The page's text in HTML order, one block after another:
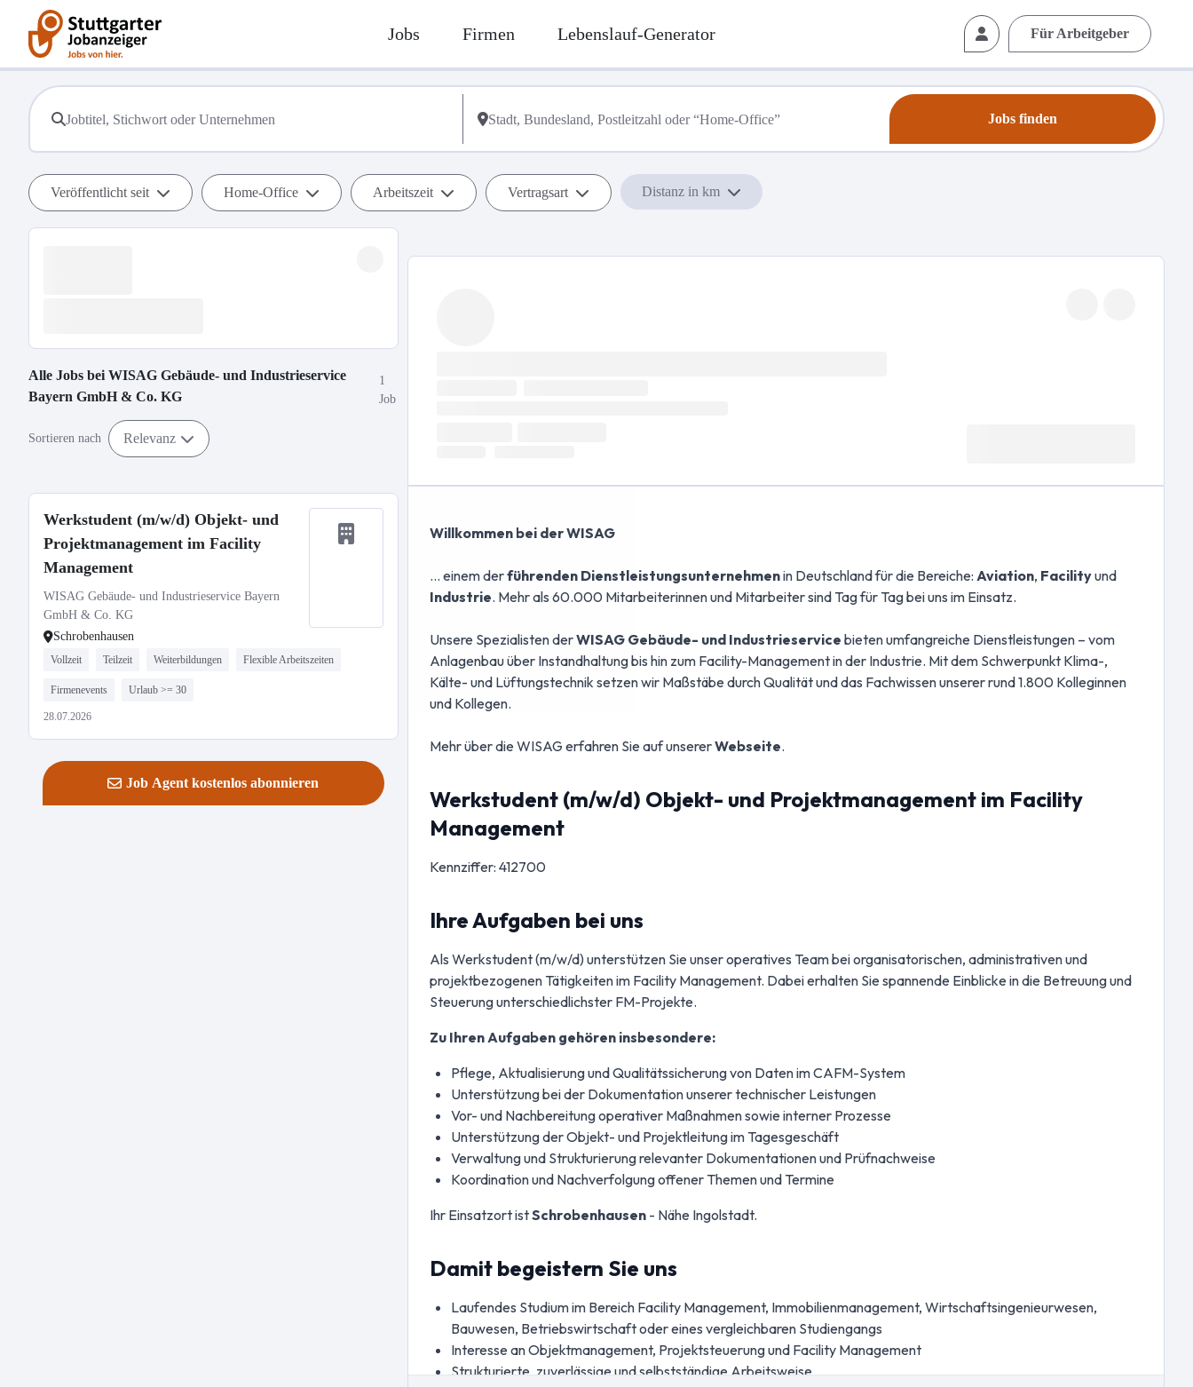
Jobs Firmen Lebenslauf-Generator Für Arbeitgeber
Jobs finden
Veröffentlicht seit Home-Office Arbeitszeit Vertragsart Distanz in km
Alle Jobs bei WISAG Gebäude- und Industrieservice
Bayern GmbH & Co. KG
1
Job
Sortieren nach Relevanz
Werkstudent (m/w/d) Objekt- und
Projektmanagement im Facility
Management
WISAG Gebäude- und Industrieservice Bayern
GmbH & Co. KG
Schrobenhausen
Vollzeit Teilzeit Weiterbildungen Flexible Arbeitszeiten
Firmenevents Urlaub >= 30
28.07.2026
Job Agent kostenlos abonnieren